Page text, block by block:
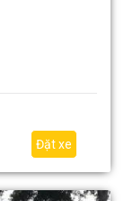
Đặt xe